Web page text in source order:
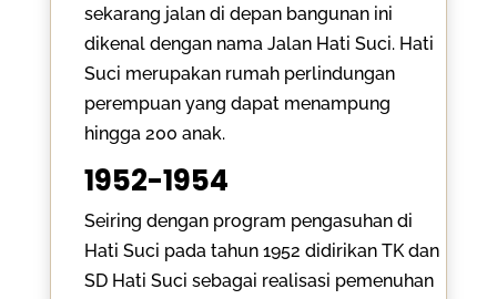
sekarang jalan di depan bangunan ini
dikenal dengan nama Jalan Hati Suci. Hati
Suci merupakan rumah perlindungan
perempuan yang dapat menampung
hingga 200 anak.
1952-1954
Seiring dengan program pengasuhan di
Hati Suci pada tahun 1952 didirikan TK dan
SD Hati Suci sebagai realisasi pemenuhan